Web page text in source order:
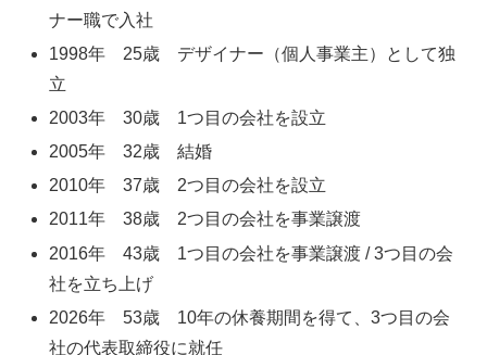
ナー職で入社
1998年 25歳 デザイナー（個人事業主）として独
立
2003年 30歳 1つ目の会社を設立
2005年 32歳 結婚
2010年 37歳 2つ目の会社を設立
2011年 38歳 2つ目の会社を事業譲渡
2016年 43歳 1つ目の会社を事業譲渡 / 3つ目の会
社を立ち上げ
2026年 53歳 10年の休養期間を得て、3つ目の会
社の代表取締役に就任